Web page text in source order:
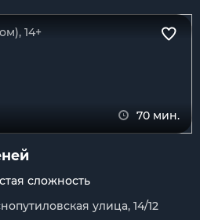
14+
70 мин.
сложность
улица, 14/12